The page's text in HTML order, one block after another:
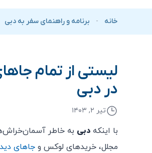
خانه - برنامه و راهنمای سفر به دبی
لیستی از تمام
در دبی
تیر ۲, ۱۴۰۳
با اینکه دبی به خاطر
مجلل، خریدهای لوکس و جاهای